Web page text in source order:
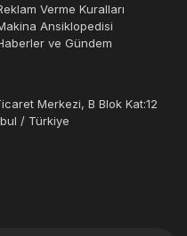
Verme Kuralları
Ansiklopedisi
ve Gündem
Merkezi, B Blok Kat:12
/ Türkiye